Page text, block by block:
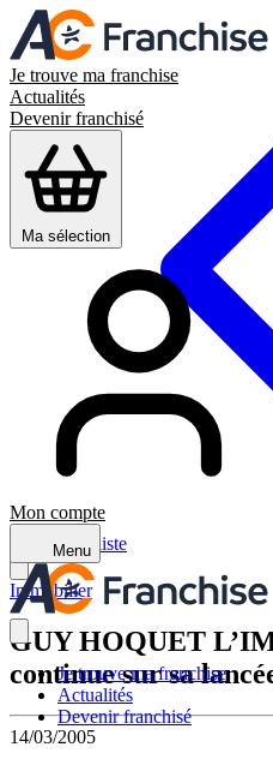
Je trouve ma franchise
Actualités
Devenir franchisé
Ma sélection
Mon compte
Menu
Je trouve ma franchise
Actualités
Devenir franchisé
Retour à la liste
Immobilier
GUY HOQUET
continue sur sa
14/03/2005